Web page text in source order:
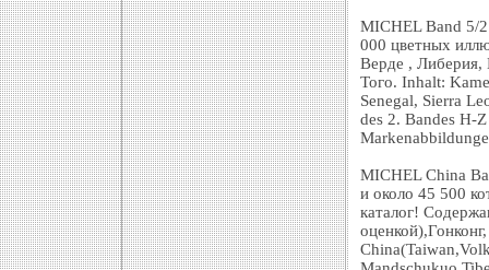
MICHEL Band 5/
000 цветных
Верде , Либерия,
Того. Inhalt:
Senegal, Sierra
des 2. Bandes H-
MICHEL China
и около 45 500
каталог!